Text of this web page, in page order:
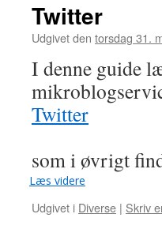
Twitter
Udgivet den torsdag 31.
I denne guide
Twitter
som i øvrigt
Læs videre
Udgivet i Diverse | Skriv